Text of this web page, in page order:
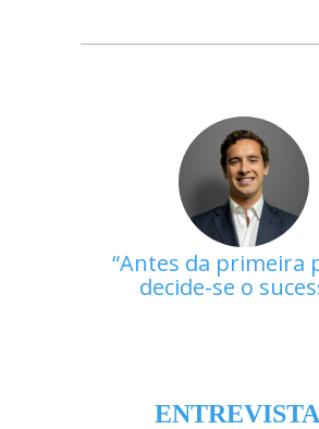
Antes da primeira
decide-se o